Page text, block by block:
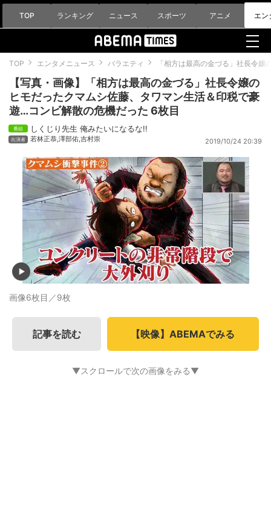
TOP ランキング ニュース スポーツ アニメ エン
TOP エンタメニュース バラエティ 「相方は最高の金づる」社長令
【写真・画像】「相方は最高の金づる」社長令嬢の
ヒモだったクマムシ佐藤、タワマン生活＆印税で豪
遊…コンビ解散の危機だった 6枚目
しくじり先生 俺みたいになるな!!
若林正恭,澤部佑,吉村崇 2019/10/24 20:39
画像6枚目／9枚
記事を読む 【映像】ABEMAでみる
▼スクロールで次の画像をみる▼